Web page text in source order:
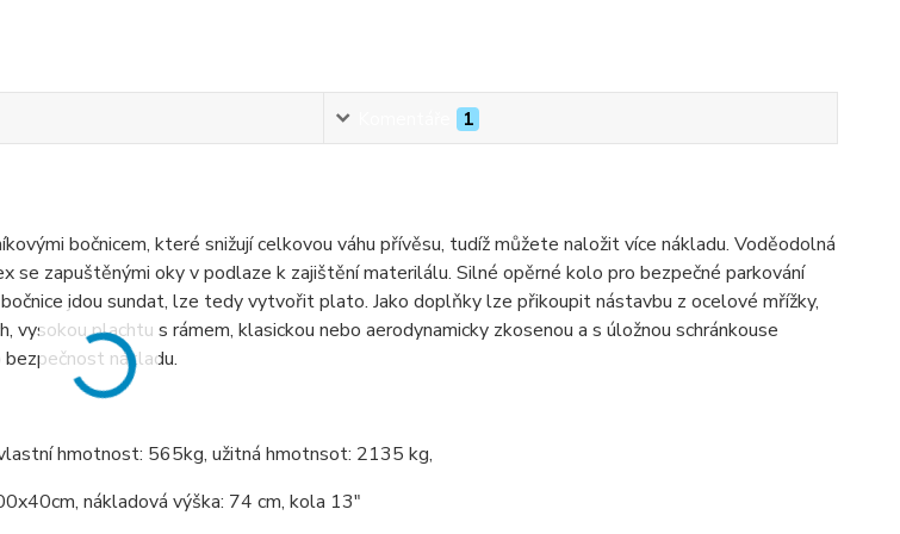
1
bočnicem, které snižují celkovou váhu přívěsu, tudíž můžete naložit více nákladu. Voděodolná
se zapuštěnými oky v podlaze k zajištění materilálu. Silné opěrné kolo pro bezpečné parkování
jdou sundat, lze tedy vytvořit plato. Jako doplňky lze přikoupit nástavbu z ocelové mřížky,
vysokou plachtu s rámem, klasickou nebo aerodynamicky zkosenou a s úložnou schránkouse
nákladu.
hmotnost: 565kg, užitná hmotnsot: 2135 kg,
nákladová výška: 74 cm, kola 13"